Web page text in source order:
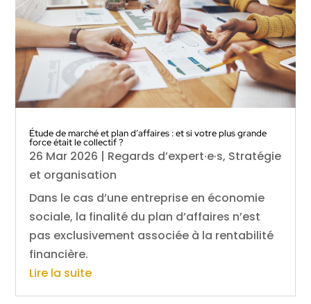
Étude de marché et plan d’affaires : et si votre plus grande
force était le collectif ?
26 Mar 2026 | Regards d’expert·e·s, Stratégie
et organisation
Dans le cas d’une entreprise en économie
sociale, la finalité du plan d’affaires n’est
pas exclusivement associée à la rentabilité
financière.
Lire la suite